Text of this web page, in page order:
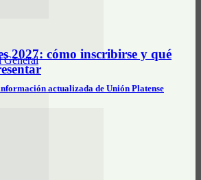
General
actualizada de Unión Platense
2027: cómo inscribirse y qué